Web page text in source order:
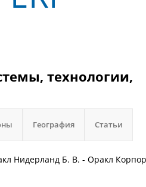
технологии,
География Статьи
Нидерланд Б. В. - Оракл